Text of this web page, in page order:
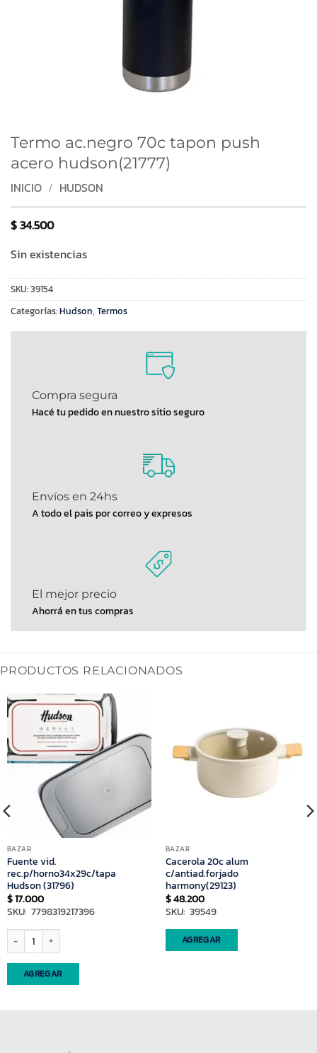
Termo ac.negro 70c tapon push
acero hudson(21777)
INICIO / HUDSON
$34.500
Sin existencias
SKU:39154
Categorías:Hudson, Termos
Compra segura
Hacé tu pedido en nuestro sitio seguro
Envíos en 24hs
A todo el pais por correo y expresos
El mejor precio
Ahorrá en tus compras
PRODUCTOS RELACIONADOS
BAZAR
Fuente vid.
rec.p/horno34x29c/tapa
Hudson (31796)
$17.000
SKU: 7798319217396
Fuente vid. rec.p/horno34x29c/tapa Hudson (31796) cantidad
AGREGAR
BAZAR
Cacerola 20c alum
c/antiad.forjado
harmony(29123)
$48.200
SKU: 39549
AGREGAR